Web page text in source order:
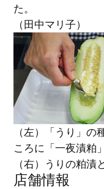
た。
（田中マリ子）
（左）「うり」
ころに「一夜漬粕
（右）うりの粕漬
店舗情報